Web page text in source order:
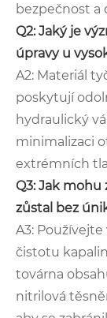
bezpečnost a
Q2: Jaký je
úpravy u
A2: Materiál
poskytují
hydraulický
minimalizaci
extrémních
Q3: Jak
zůstal bez
A3:
čistotu
továrna
nitrilová